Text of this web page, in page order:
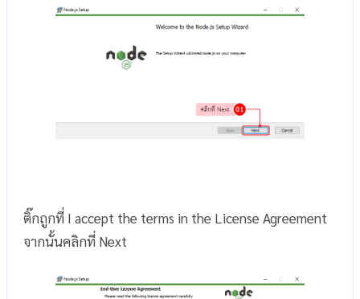
ติ๊กถูกที่ I accept the terms in the License Agreement
จากนั้นคลิกที่ Next